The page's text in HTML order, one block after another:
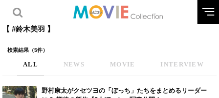
【 #鈴木美羽 】
検索結果（5件）
ALL NEWS MOVIE INTERVIEW
野村康太がクセツヨの「ぼっち」たちをまとめるリーダー